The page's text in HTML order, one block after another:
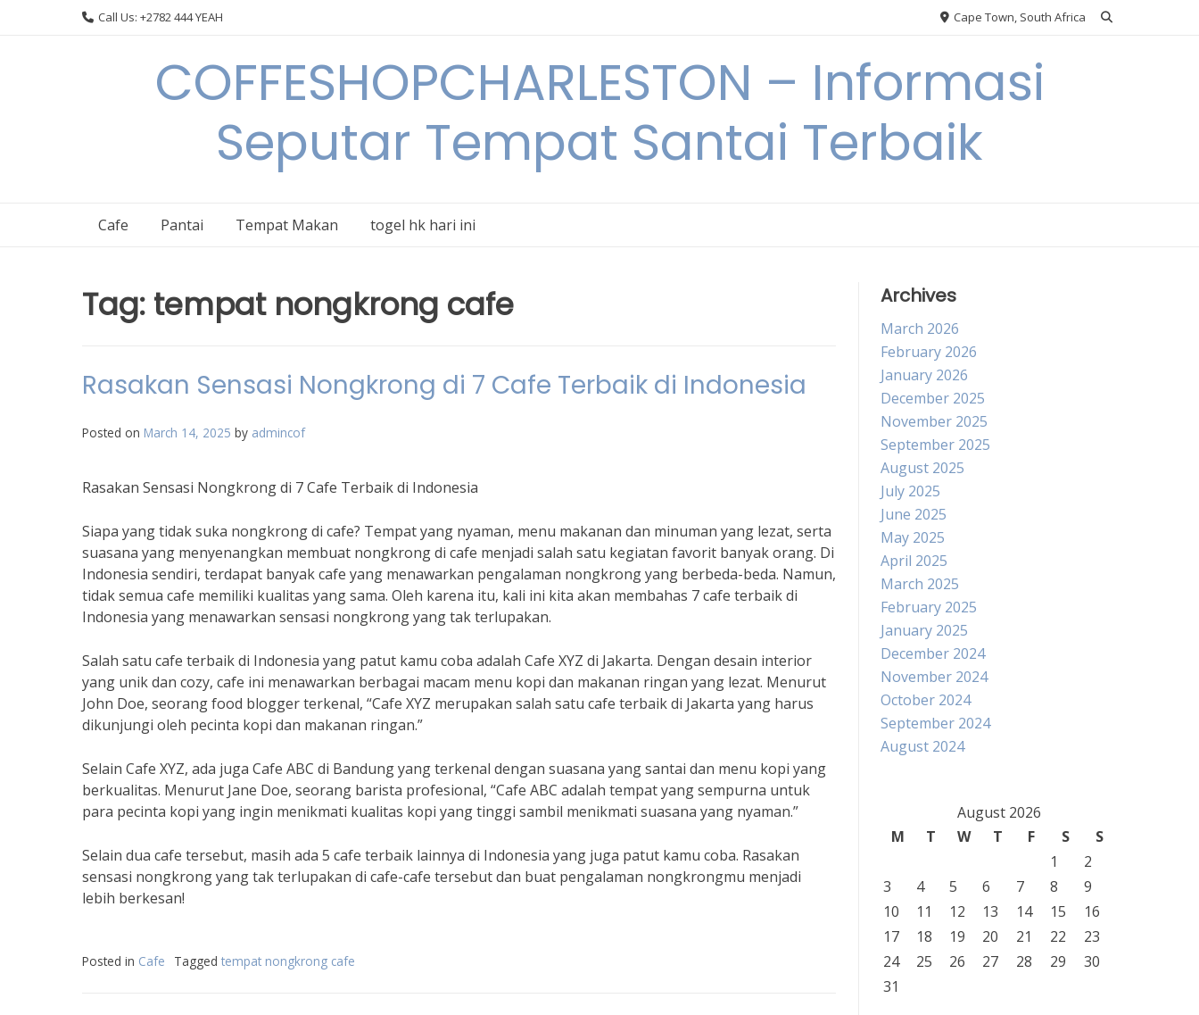
Call Us: +2782 444 YEAH Cape Town, South Africa
COFFESHOPCHARLESTON – Informasi
Seputar Tempat Santai Terbaik
Cafe Pantai Tempat Makan togel hk hari ini
Tag: tempat nongkrong cafe
Rasakan Sensasi Nongkrong di 7 Cafe Terbaik di Indonesia
Posted on March 14, 2025 by admincof
Rasakan Sensasi Nongkrong di 7 Cafe Terbaik di Indonesia
Siapa yang tidak suka nongkrong di cafe? Tempat yang nyaman, menu makanan dan minuman yang lezat, serta
suasana yang menyenangkan membuat nongkrong di cafe menjadi salah satu kegiatan favorit banyak orang. Di
Indonesia sendiri, terdapat banyak cafe yang menawarkan pengalaman nongkrong yang berbeda-beda. Namun,
tidak semua cafe memiliki kualitas yang sama. Oleh karena itu, kali ini kita akan membahas 7 cafe terbaik di
Indonesia yang menawarkan sensasi nongkrong yang tak terlupakan.
Salah satu cafe terbaik di Indonesia yang patut kamu coba adalah Cafe XYZ di Jakarta. Dengan desain interior
yang unik dan cozy, cafe ini menawarkan berbagai macam menu kopi dan makanan ringan yang lezat. Menurut
John Doe, seorang food blogger terkenal, “Cafe XYZ merupakan salah satu cafe terbaik di Jakarta yang harus
dikunjungi oleh pecinta kopi dan makanan ringan.”
Selain Cafe XYZ, ada juga Cafe ABC di Bandung yang terkenal dengan suasana yang santai dan menu kopi yang
berkualitas. Menurut Jane Doe, seorang barista profesional, “Cafe ABC adalah tempat yang sempurna untuk
para pecinta kopi yang ingin menikmati kualitas kopi yang tinggi sambil menikmati suasana yang nyaman.”
Selain dua cafe tersebut, masih ada 5 cafe terbaik lainnya di Indonesia yang juga patut kamu coba. Rasakan
sensasi nongkrong yang tak terlupakan di cafe-cafe tersebut dan buat pengalaman nongkrongmu menjadi
lebih berkesan!
Posted in Cafe Tagged tempat nongkrong cafe
Archives
March 2026
February 2026
January 2026
December 2025
November 2025
September 2025
August 2025
July 2025
June 2025
May 2025
April 2025
March 2025
February 2025
January 2025
December 2024
November 2024
October 2024
September 2024
August 2024
August 2026
M
T W T F S
S
1
2
3
4 5 6 7 8
9
10
11 12 13 14 15
16
17
18 19 20 21 22
23
24
25 26 27 28 29
30
31